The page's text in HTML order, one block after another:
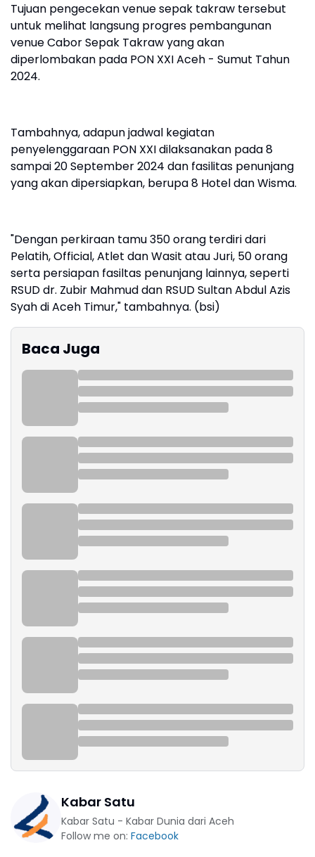
Tujuan pengecekan venue sepak takraw tersebut
untuk melihat langsung progres pembangunan
venue Cabor Sepak Takraw yang akan
diperlombakan pada PON XXI Aceh - Sumut Tahun
2024.
Tambahnya, adapun jadwal kegiatan
penyelenggaraan PON XXI dilaksanakan pada 8
sampai 20 September 2024 dan fasilitas penunjang
yang akan dipersiapkan, berupa 8 Hotel dan Wisma.
"Dengan perkiraan tamu 350 orang terdiri dari
Pelatih, Official, Atlet dan Wasit atau Juri, 50 orang
serta persiapan fasiltas penunjang lainnya, seperti
RSUD dr. Zubir Mahmud dan RSUD Sultan Abdul Azis
Syah di Aceh Timur," tambahnya. (bsi)
Baca Juga
Kabar Satu
Kabar Satu - Kabar Dunia dari Aceh
Follow me on: Facebook